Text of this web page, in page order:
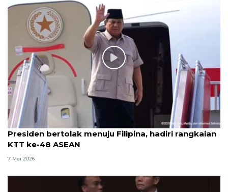
Presiden bertolak menuju Filipina, hadiri rangkaian
KTT ke-48 ASEAN
7 Mei 2026